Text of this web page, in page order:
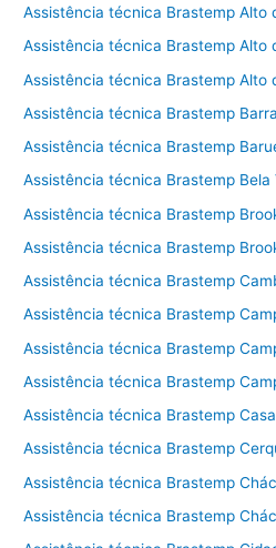
Assistência técnica Brastemp Alto
Assistência técnica Brastemp Alto
Assistência técnica Brastemp Alto
Assistência técnica Brastemp
Assistência técnica Brastemp
Assistência técnica Brastemp Bela
Assistência técnica Brastemp
Assistência técnica Brastemp
Assistência técnica Brastemp
Assistência técnica Brastemp
Assistência técnica Brastemp
Assistência técnica Brastemp
Assistência técnica Brastemp
Assistência técnica Brastemp
Assistência técnica Brastemp
Assistência técnica Brastemp